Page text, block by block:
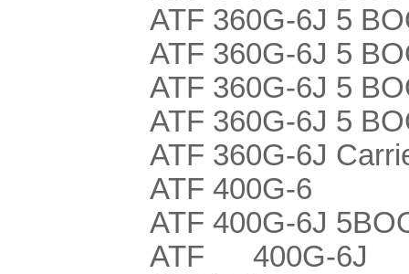
ATF 360G-6J 5
ATF 360G-6J 5
ATF 360G-6J 5
ATF 360G-6J 5
ATF 360G-6J
ATF 400G-6
ATF 400G-6J
ATF 400G-6J